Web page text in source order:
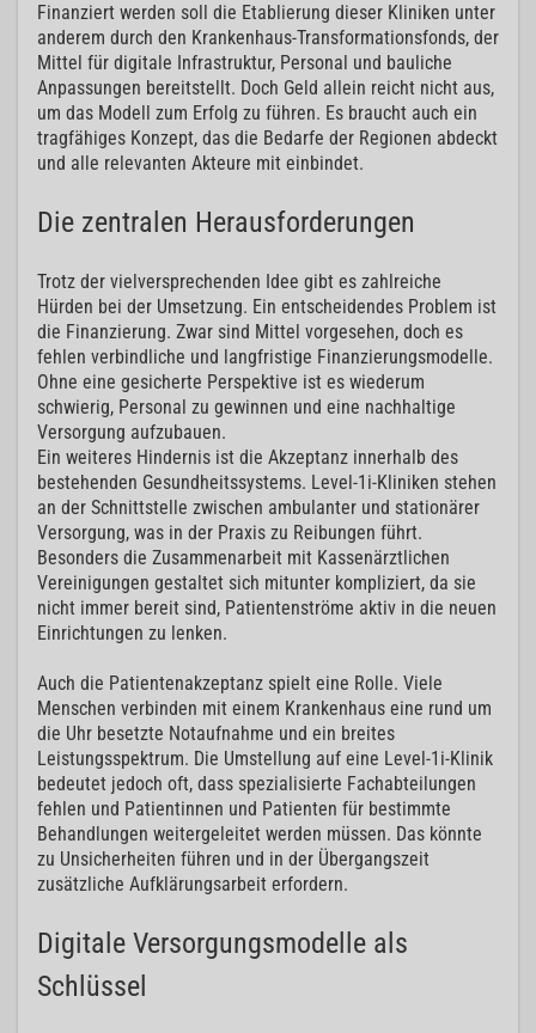
Finanziert werden soll die Etablierung dieser Kliniken unter
anderem durch den Krankenhaus-Transformationsfonds, der
Mittel für digitale Infrastruktur, Personal und bauliche
Anpassungen bereitstellt. Doch Geld allein reicht nicht aus,
um das Modell zum Erfolg zu führen. Es braucht auch ein
tragfähiges Konzept, das die Bedarfe der Regionen abdeckt
und alle relevanten Akteure mit einbindet.
Die zentralen Herausforderungen
Trotz der vielversprechenden Idee gibt es zahlreiche
Hürden bei der Umsetzung. Ein entscheidendes Problem ist
die Finanzierung. Zwar sind Mittel vorgesehen, doch es
fehlen verbindliche und langfristige Finanzierungsmodelle.
Ohne eine gesicherte Perspektive ist es wiederum
schwierig, Personal zu gewinnen und eine nachhaltige
Versorgung aufzubauen.
Ein weiteres Hindernis ist die Akzeptanz innerhalb des
bestehenden Gesundheitssystems. Level-1i-Kliniken stehen
an der Schnittstelle zwischen ambulanter und stationärer
Versorgung, was in der Praxis zu Reibungen führt.
Besonders die Zusammenarbeit mit Kassenärztlichen
Vereinigungen gestaltet sich mitunter kompliziert, da sie
nicht immer bereit sind, Patientenströme aktiv in die neuen
Einrichtungen zu lenken.
Auch die Patientenakzeptanz spielt eine Rolle. Viele
Menschen verbinden mit einem Krankenhaus eine rund um
die Uhr besetzte Notaufnahme und ein breites
Leistungsspektrum. Die Umstellung auf eine Level-1i-Klinik
bedeutet jedoch oft, dass spezialisierte Fachabteilungen
fehlen und Patientinnen und Patienten für bestimmte
Behandlungen weitergeleitet werden müssen. Das könnte
zu Unsicherheiten führen und in der Übergangszeit
zusätzliche Aufklärungsarbeit erfordern.
Digitale Versorgungsmodelle als
Schlüssel